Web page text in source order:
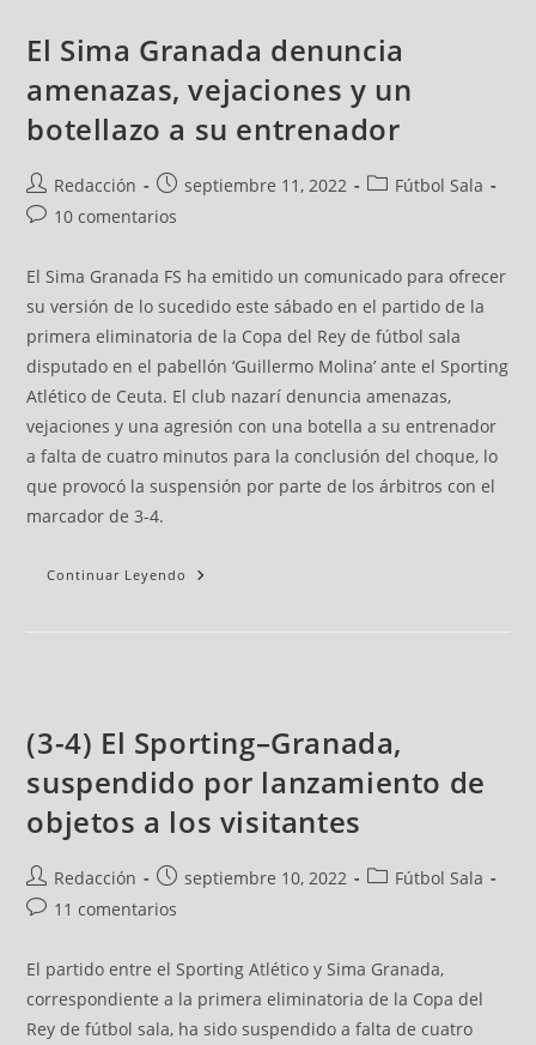
El Sima Granada denuncia
amenazas, vejaciones y un
botellazo a su entrenador
Redacción septiembre 11, 2022
Fútbol Sala
10 comentarios
El Sima Granada FS ha emitido un comunicado para ofrecer
su versión de lo sucedido este sábado en el partido de la
primera eliminatoria de la Copa del Rey de fútbol sala
disputado en el pabellón ‘Guillermo Molina’ ante el Sporting
Atlético de Ceuta. El club nazarí denuncia amenazas,
vejaciones y una agresión con una botella a su entrenador
a falta de cuatro minutos para la conclusión del choque, lo
que provocó la suspensión por parte de los árbitros con el
marcador de 3-4.
Continuar Leyendo
(3-4) El Sporting–Granada,
suspendido por lanzamiento de
objetos a los visitantes
Redacción septiembre 10, 2022
Fútbol Sala
11 comentarios
El partido entre el Sporting Atlético y Sima Granada,
correspondiente a la primera eliminatoria de la Copa del
Rey de fútbol sala, ha sido suspendido a falta de cuatro